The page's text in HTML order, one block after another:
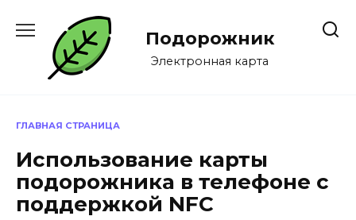
содержанию
Подорожник
Электронная карта
ГЛАВНАЯ СТРАНИЦА
Использование карты
подорожника в телефоне с
поддержкой NFC